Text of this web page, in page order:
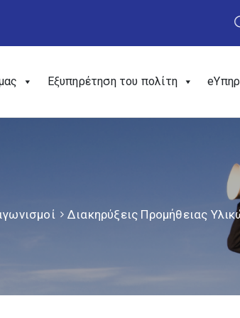
Εξυπηρέτηση του πολίτη
Διακηρύξεις Προμήθειας